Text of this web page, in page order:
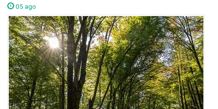
05 ago